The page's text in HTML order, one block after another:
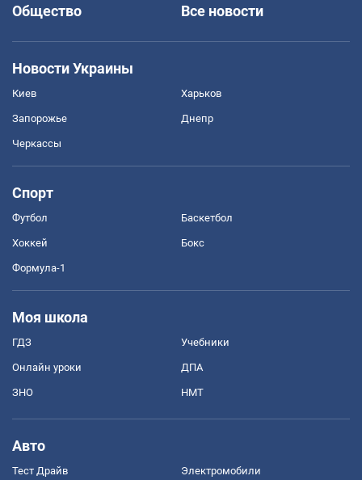
Общество
Все новости
Новости Украины
Киев Харьков
Запорожье Днепр
Черкассы
Спорт
Футбол Баскетбол
Хоккей Бокс
Формула-1
Моя школа
ГДЗ Учебники
Онлайн уроки ДПА
ЗНО НМТ
Авто
Тест Драйв Электромобили